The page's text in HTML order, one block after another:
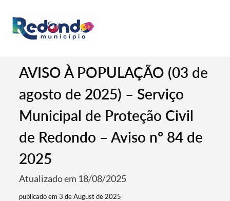
AVISO À POPULAÇÃO (03 de
agosto de 2025) – Serviço
Municipal de Proteção Civil
de Redondo – Aviso nº 84 de
2025
Atualizado em 18/08/2025
publicado em 3 de August de 2025